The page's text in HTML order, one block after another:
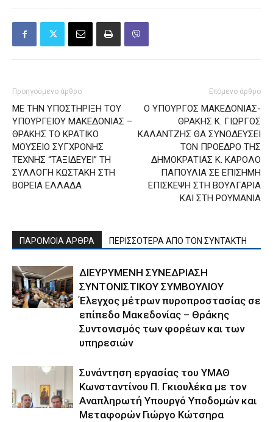
Προηγούμενο άρθρο
ΜΕ ΤΗΝ ΥΠΟΣΤΗΡΙΞΗ ΤΟΥ
ΥΠΟΥΡΓΕΙΟΥ ΜΑΚΕΔΟΝΙΑΣ –
ΘΡΑΚΗΣ ΤΟ ΚΡΑΤΙΚΟ
ΜΟΥΣΕΙΟ ΣΥΓΧΡΟΝΗΣ
ΤΕΧΝΗΣ “ΤΑΞΙΔΕΥΕΙ” ΤΗ
ΣΥΛΛΟΓΗ ΚΩΣΤΑΚΗ ΣΤΗ
ΒΟΡΕΙΑ ΕΛΛΑΔΑ
Επόμενο άρθρο
Ο ΥΠΟΥΡΓΟΣ ΜΑΚΕΔΟΝΙΑΣ-
ΘΡΑΚΗΣ Κ. ΓΙΩΡΓΟΣ
ΚΑΛΑΝΤΖΗΣ ΘΑ ΣYNOΔΕΥΣΕΙ
ΤΟΝ ΠΡΟΕΔΡΟ ΤΗΣ
ΔΗΜΟΚΡΑΤΙΑΣ Κ. ΚΑΡΟΛΟ
ΠΑΠΟΥΛΙΑ ΣΕ ΕΠΙΣΗΜΗ
ΕΠΙΣΚΕΨΗ ΣΤΗ ΒΟΥΛΓΑΡΙΑ
ΚΑΙ ΣΤΗ ΡΟΥΜΑΝΙΑ
ΠΑΡΟΜΟΙΑ ΑΡΘΡΑ ΠΕΡΙΣΣΟΤΕΡΑ ΑΠΟ ΤΟΝ ΣΥΝΤΑΚΤΗ
ΔΙΕΥΡΥΜΕΝΗ ΣΥΝΕΔΡΙΑΣΗ
ΣΥΝΤΟΝΙΣΤΙΚΟΥ ΣΥΜΒΟΥΛΙΟΥ
Έλεγχος μέτρων πυροπροστασίας σε
επίπεδο Μακεδονίας – Θράκης
Συντονισμός των φορέων και των
υπηρεσιών
Συνάντηση εργασίας του ΥΜΑΘ
Κωνσταντίνου Π. Γκιουλέκα με τον
Αναπληρωτή Υπουργό Υποδομών και
Μεταφορών Γιώργο Κώτσηρα